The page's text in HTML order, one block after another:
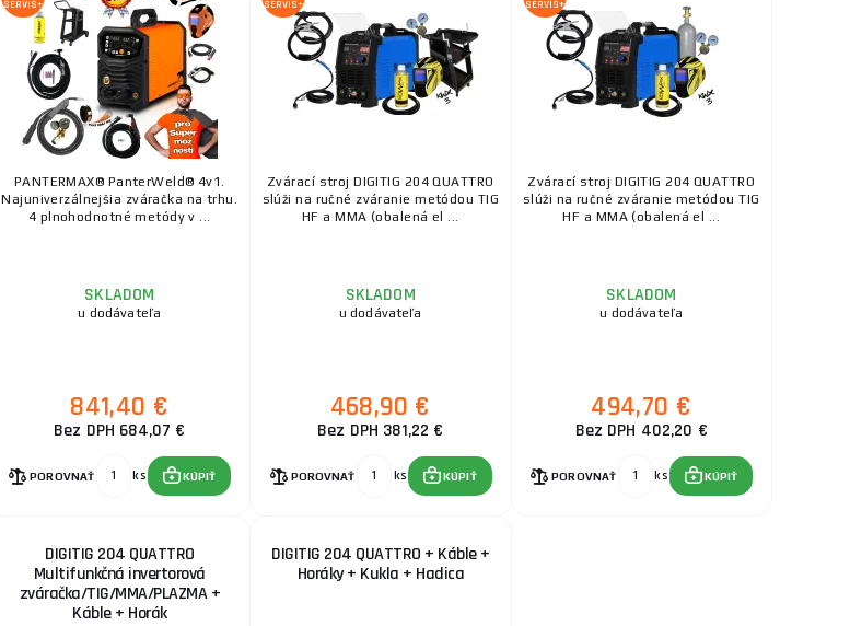
SERVIS+
PANTERMAX® PanterWeld® 4v1.
Najuniverzálnejšia zváračka na trhu.
4 plnohodnotné metódy v ...
SKLADOM
u dodávateľa
841,40 €
Bez DPH 684,07 €
POROVNAŤ ks KÚPIŤ
SERVIS+
Zvárací stroj DIGITIG 204 QUATTRO
slúži na ručné zváranie metódou TIG
HF a MMA (obalená el ...
SKLADOM
u dodávateľa
468,90 €
Bez DPH 381,22 €
POROVNAŤ ks KÚPIŤ
SERVIS+
Zvárací stroj DIGITIG 204 QUATTRO
slúži na ručné zváranie metódou TIG
HF a MMA (obalená el ...
SKLADOM
u dodávateľa
494,70 €
Bez DPH 402,20 €
POROVNAŤ ks KÚPIŤ
DIGITIG 204 QUATTRO
Multifunkčná invertorová
zváračka/TIG/MMA/PLAZMA +
Káble + Horák
DIGITIG 204 QUATTRO + Káble +
Horáky + Kukla + Hadica